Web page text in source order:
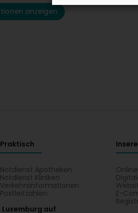
anzeigen
Praktisch
Notdienst Apotheken
Notdienst Kliniken
Verkehrsinformationen
Postleitzahlen
E-
auf